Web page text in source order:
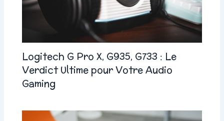
Logitech G Pro X, G935, G733 : Le
Verdict Ultime pour Votre Audio
Gaming